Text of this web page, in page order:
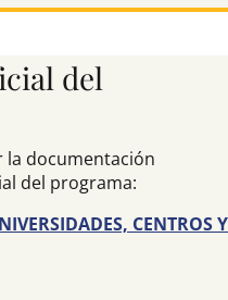
del
la documentación
del programa:
CENTROS Y